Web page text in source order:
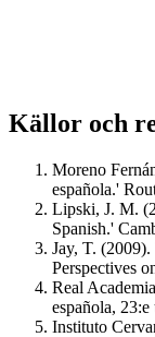
Källor och
Moreno
española.'
Lipski, J. M.
Spanish.'
Jay, T.
Perspectives
Real
española, 23:e
Instituto